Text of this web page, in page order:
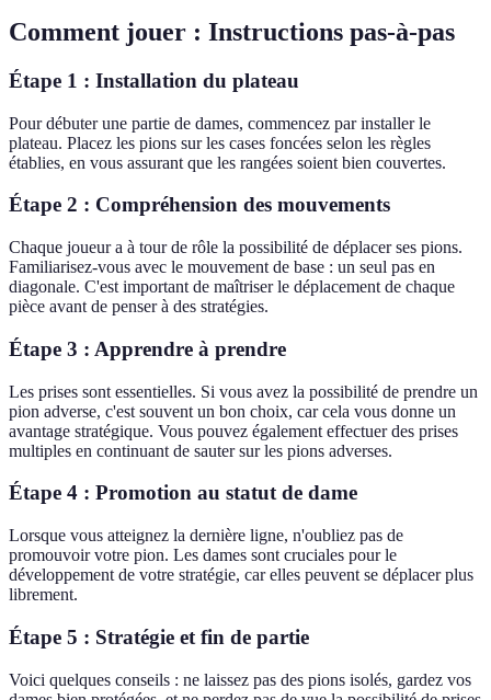
Comment jouer : Instructions pas-à-pas
Étape 1 : Installation du plateau
Pour débuter une partie de dames, commencez par installer le
plateau. Placez les pions sur les cases foncées selon les règles
établies, en vous assurant que les rangées soient bien couvertes.
Étape 2 : Compréhension des mouvements
Chaque joueur a à tour de rôle la possibilité de déplacer ses pions.
Familiarisez-vous avec le mouvement de base : un seul pas en
diagonale. C'est important de maîtriser le déplacement de chaque
pièce avant de penser à des stratégies.
Étape 3 : Apprendre à prendre
Les prises sont essentielles. Si vous avez la possibilité de prendre un
pion adverse, c'est souvent un bon choix, car cela vous donne un
avantage stratégique. Vous pouvez également effectuer des prises
multiples en continuant de sauter sur les pions adverses.
Étape 4 : Promotion au statut de dame
Lorsque vous atteignez la dernière ligne, n'oubliez pas de
promouvoir votre pion. Les dames sont cruciales pour le
développement de votre stratégie, car elles peuvent se déplacer plus
librement.
Étape 5 : Stratégie et fin de partie
Voici quelques conseils : ne laissez pas des pions isolés, gardez vos